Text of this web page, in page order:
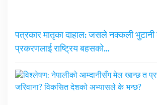
पत्रकार मातृका दाहाल: जसले नक्कली भुटानी
प्रकरणलाई राष्ट्रिय बहसको…